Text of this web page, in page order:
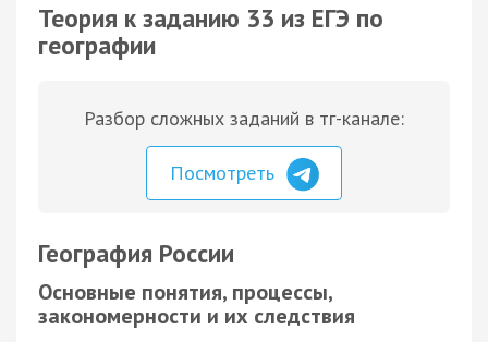
Теория к заданию 33 из ЕГЭ по
географии
Разбор сложных заданий в тг-канале:
Посмотреть
География России
Основные понятия, процессы,
закономерности и их следствия